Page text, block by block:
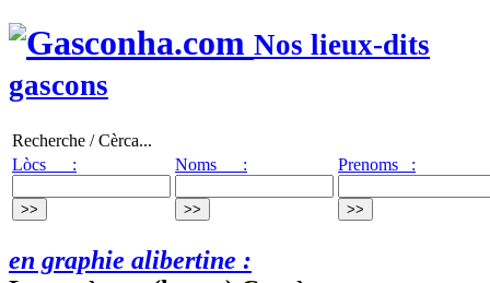
Nos lieux-dits
gascons
Recherche / Cèrca...
Lòcs :
Noms : Prenoms :
en graphie alibertine :